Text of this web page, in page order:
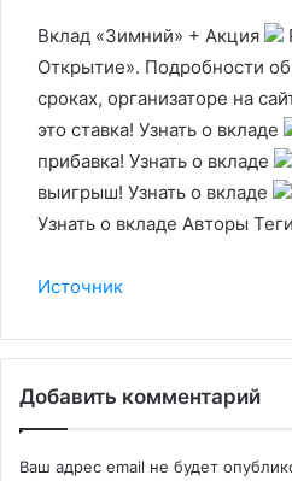
Вклад «Зимний» + Акция
Открытие». Подробности
сроках, организаторе на
это ставка! Узнать о вкладе
прибавка! Узнать о вкладе
выигрыш! Узнать о вкладе
Узнать о вкладе Авторы Теги
Источник
Добавить комментарий
Ваш адрес email не будет